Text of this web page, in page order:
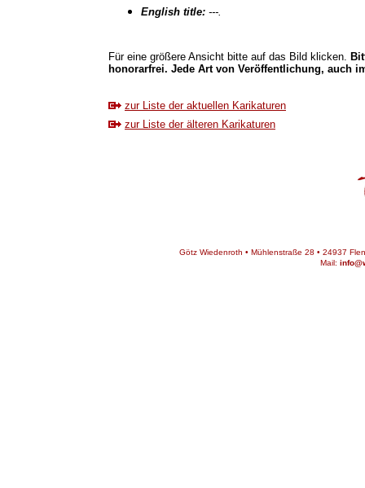
English title: ---.
Für eine größere Ansicht bitte auf das Bild klicken.
honorarfrei. Jede Art von Veröffentlichung, auch
zur Liste der aktuellen Karikaturen
zur Liste der älteren Karikaturen
Götz Wiedenroth • Mühlenstraße 28 • 24937
Mail: